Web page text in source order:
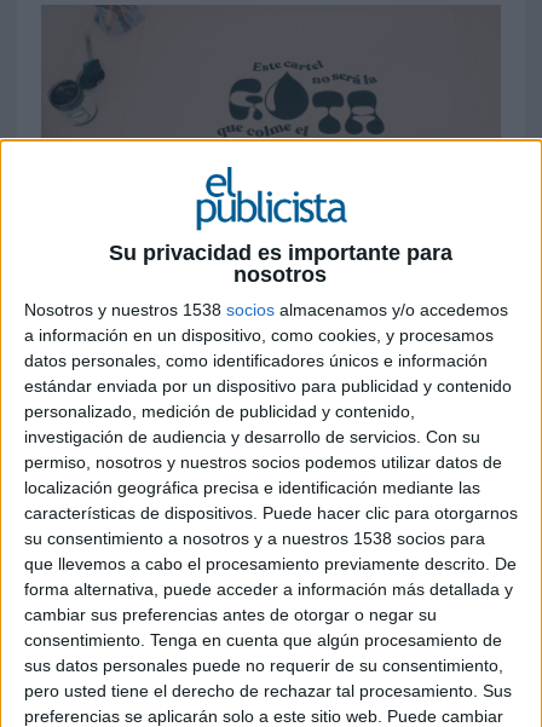
Su privacidad es importante para
nosotros
Nosotros y nuestros 1538 socios almacenamos y/o accedemos
a información en un dispositivo, como cookies, y procesamos
datos personales, como identificadores únicos e información
estándar enviada por un dispositivo para publicidad y contenido
personalizado, medición de publicidad y contenido,
investigación de audiencia y desarrollo de servicios. Con su
permiso, nosotros y nuestros socios podemos utilizar datos de
localización geográfica precisa e identificación mediante las
características de dispositivos. Puede hacer clic para otorgarnos
su consentimiento a nosotros y a nuestros 1538 socios para
que llevemos a cabo el procesamiento previamente descrito. De
forma alternativa, puede acceder a información más detallada y
cambiar sus preferencias antes de otorgar o negar su
consentimiento. Tenga en cuenta que algún procesamiento de
sus datos personales puede no requerir de su consentimiento,
pero usted tiene el derecho de rechazar tal procesamiento. Sus
preferencias se aplicarán solo a este sitio web. Puede cambiar
7 DE JULIO DE 2020
Ficha técnica “Esta no será la gota que
colme el vaso”
Anunciante: Ayuntamiento de Madrid
Marca: Ayuntamiento de Madrid
Producto: Campaña ahorro consumo agua
Equipo del anunciante: Antonio Algovia, César
Gómez
Agencia: September (Padre Group)